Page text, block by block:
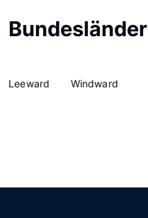
Bundesländer
Leeward Windward